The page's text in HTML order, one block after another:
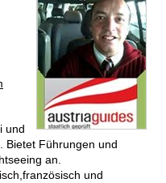
und
Bietet Führungen und
an.
und